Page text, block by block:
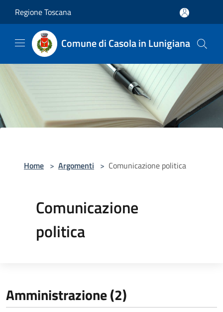
Regione Toscana
Comune di Casola in Lunigiana
Home > Argomenti > Comunicazione politica
Comunicazione
politica
Amministrazione (2)